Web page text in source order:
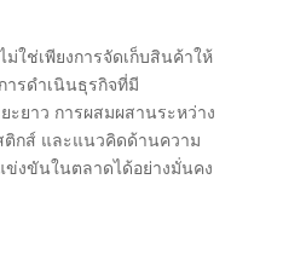
ใช่เพียงการจัดเก็บสินค้าให้
ารดำเนินธุรกิจที่มี
ยาว การผสมผสานระหว่าง
ติกส์ และแนวคิดด้านความ
ข่งขันในตลาดได้อย่างมั่นคง